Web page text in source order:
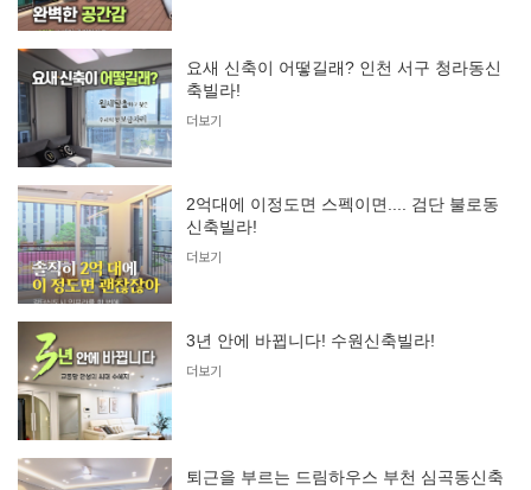
요새 신축이 어떻길래? 인천 서구 청라동신
축빌라!
더보기
2억대에 이정도면 스펙이면.... 검단 불로동
신축빌라!
더보기
3년 안에 바뀝니다! 수원신축빌라!
더보기
퇴근을 부르는 드림하우스 부천 심곡동신축